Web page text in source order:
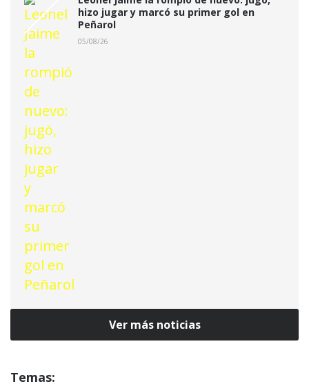
hizo jugar y marcó su primer gol en
Peñarol
05/08/26
Ver más noticias
Temas: